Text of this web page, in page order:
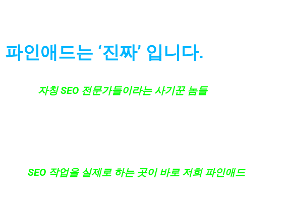
파인애드는 ‘진짜’ 입니다.
자칭 SEO 전문가들이라는 사기꾼 놈들
SEO 작업을 실제로 하는 곳이 바로 저희 파인애드